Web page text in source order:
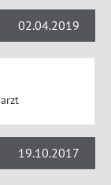
02.04.2019
19.10.2017